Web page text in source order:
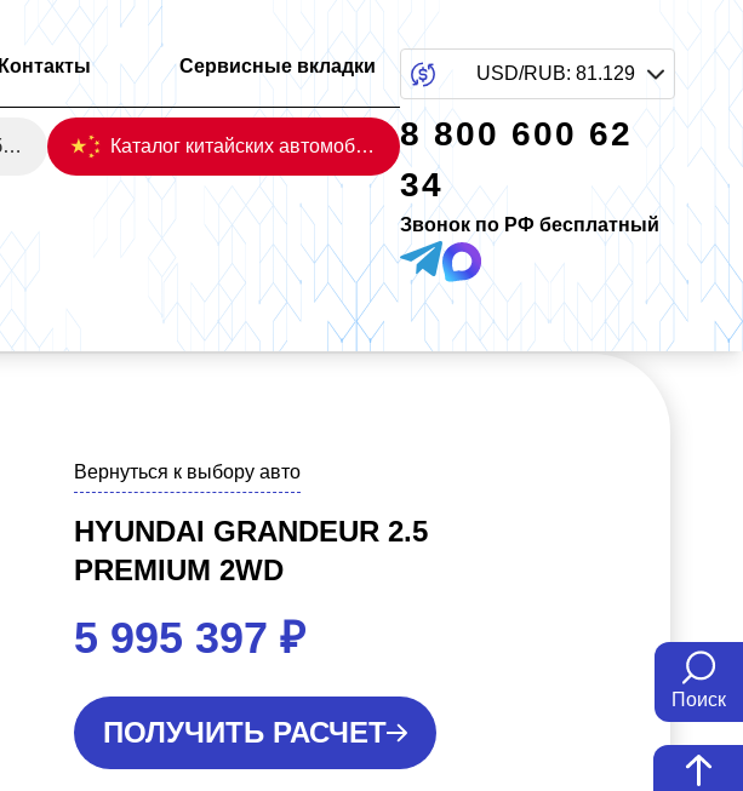
Поиск
Контакты Сервисные вкладки
Каталог корейских автомобилей Каталог китайских автомобилей
USD/RUB: 81.129
8 800 600 62
34
Звонок по РФ бесплатный
Вернуться к выбору авто
HYUNDAI GRANDEUR 2.5
PREMIUM 2WD
5 995 397 ₽
ПОЛУЧИТЬ РАСЧЕТ